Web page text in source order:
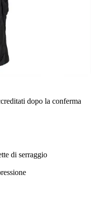
dopo la conferma
di serraggio